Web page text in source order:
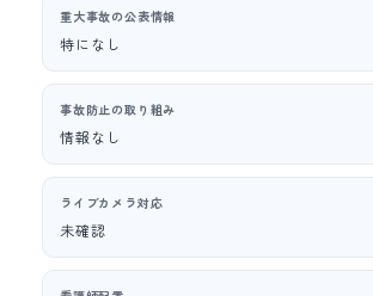
重大事故の公表情報
特になし
事故防止の取り組み
情報なし
ライブカメラ対応
未確認